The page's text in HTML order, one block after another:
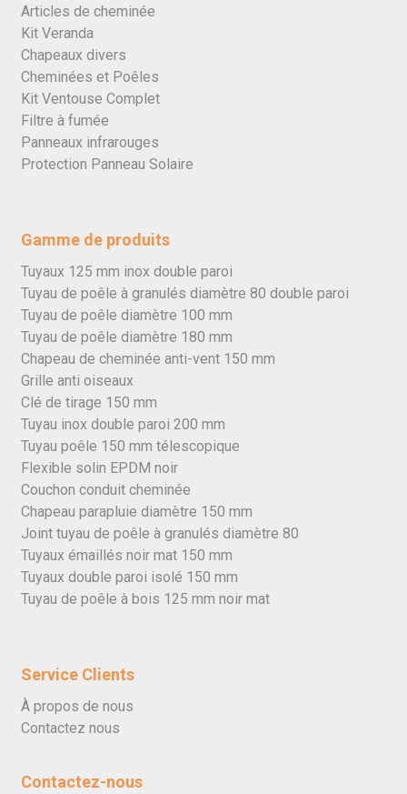
Articles de cheminée
Kit Veranda
Chapeaux divers
Cheminées et Poêles
Kit Ventouse Complet
Filtre à fumée
Panneaux infrarouges
Protection Panneau Solaire
Gamme de produits
Tuyaux 125 mm inox double paroi
Tuyau de poêle à granulés diamètre 80 double paroi
Tuyau de poêle diamètre 100 mm
Tuyau de poêle diamètre 180 mm
Chapeau de cheminée anti-vent 150 mm
Grille anti oiseaux
Clé de tirage 150 mm
Tuyau inox double paroi 200 mm
Tuyau poêle 150 mm télescopique
Flexible solin EPDM noir
Couchon conduit cheminée
Chapeau parapluie diamètre 150 mm
Joint tuyau de poêle à granulés diamètre 80
Tuyaux émaillés noir mat 150 mm
Tuyaux double paroi isolé 150 mm
Tuyau de poêle à bois 125 mm noir mat
Service Clients
À propos de nous
Contactez nous
Contactez-nous